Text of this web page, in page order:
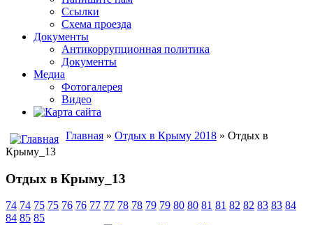
Ссылки
Схема проезда
Документы
Антикоррупционная политика
Документы
Медиа
Фотогалерея
Видео
Главная » Отдых в Крыму 2018 » Отдых в
Крыму_13
Отдых в Крыму_13
74 74 75 75 76 76 77 77 78 78 79 79 80 80 81 81 82 82 83 83 84
84 85 85